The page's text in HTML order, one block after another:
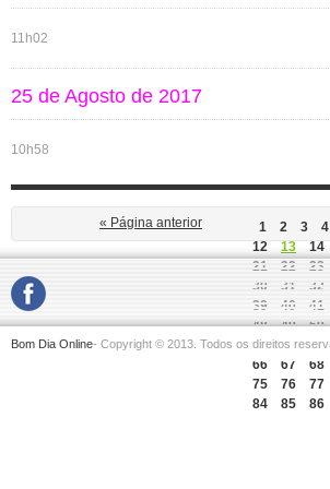
11h02
25 de Agosto de 2017
10h58
« Página anterior 1 2 3 4
12
13 14
21
22 23
30
31 32
39
40 41
48
49 50
57
58 59
66
67 68
75
76 77
84
85 86
Bom Dia Online- Copyright © 2013. Todos os direitos